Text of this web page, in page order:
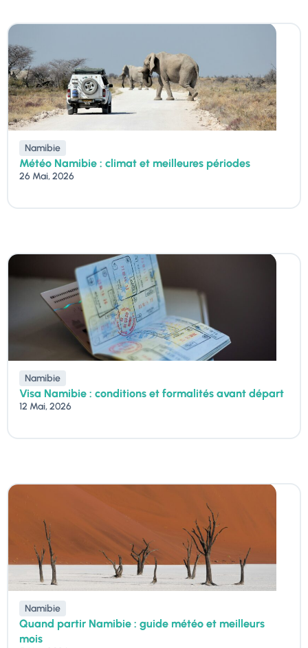
Namibie
Météo Namibie : climat et meilleures périodes
26 Mai, 2026
Namibie
Visa Namibie : conditions et formalités avant départ
12 Mai, 2026
Namibie
Quand partir Namibie : guide météo et meilleurs
mois